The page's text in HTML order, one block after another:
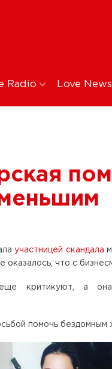
Radio Love News
участницей скандала
оказалось, что с
критикуют, а
помочь бездомным